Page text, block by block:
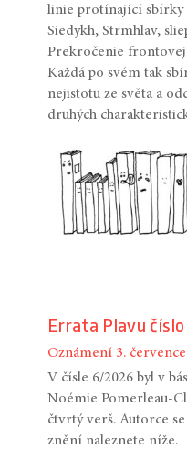
linie protínající sbírky
Siedykh, Strmhlav,
Prekročenie
Každá po svém tak
nejistotu ze světa a
druhých
Errata Plavu číslo
Oznámení 3.
V čísle 6/2026 byl v
Noémie Pomerleau-
čtvrtý verš. Autorce
znění naleznete níže.